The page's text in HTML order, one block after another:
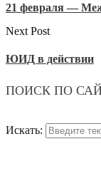
21 февраля —
Next Post
ЮИД в действии
ПОИСК ПО
Искать: